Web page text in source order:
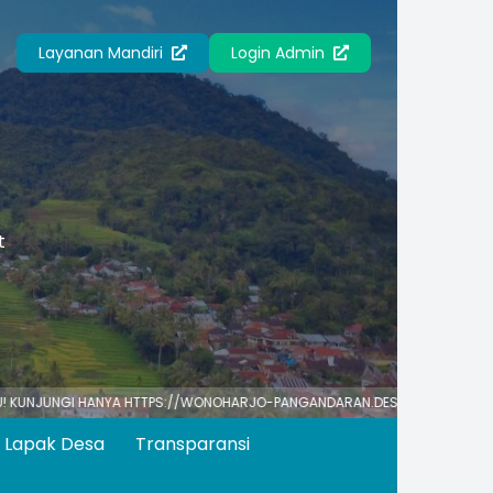
Layanan Mandiri Login Admin
HANYA HTTPS://WONOHARJO-PANGANDARAN.DESA.ID UNTUK INFO RESMI
Lapak Desa Transparansi